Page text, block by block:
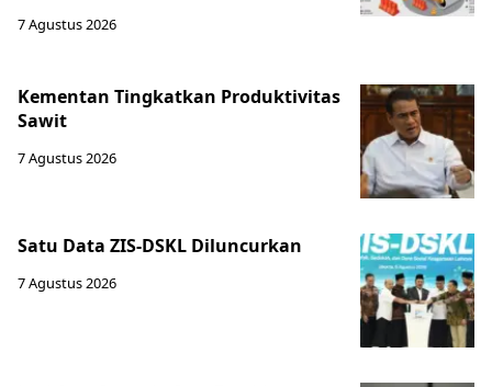
7 Agustus 2026
Kementan Tingkatkan Produktivitas
Sawit
7 Agustus 2026
Satu Data ZIS-DSKL Diluncurkan
7 Agustus 2026